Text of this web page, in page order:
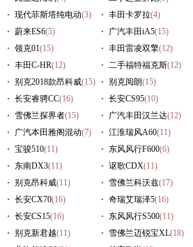
现代菲斯塔纯电动(3) 丰田卡罗拉(4)
蔚来ES6(5) 广汽丰田iA5(15)
领克01(15) 丰田雷凌双擎(12)
丰田C-HR(12) 二手福特福克斯(12)
别克2018款昂科威(15) 别克阅朗(15)
长安睿骋CC(16) 长安CS95(10)
雪佛兰探界者(15) 广汽丰田汉兰达(12)
广汽本田雅阁混动(7) 江淮瑞风A60(11)
宝骏510(11) 东风风行F600(6)
东南DX3(11) 讴歌CDX(11)
别克昂科威(11) 雪佛兰科沃兹(17)
长安CX70(16) 奇瑞艾瑞泽5(16)
长安CS15(16) 东风风行S500(11)
别克新君越(11) 雪佛兰迈锐宝XL(18)